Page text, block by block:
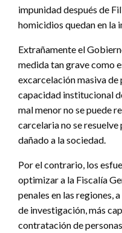
impunidad después de
homicidios quedan en la
Extrañamente el
medida tan grave como
excarcelación masiva
capacidad institucional
mal menor no se puede
carcelaria no se resuelve
dañado a la sociedad.
Por el contrario, los
optimizar a la Fiscalía
penales en las regiones,
de investigación, más
contratación de